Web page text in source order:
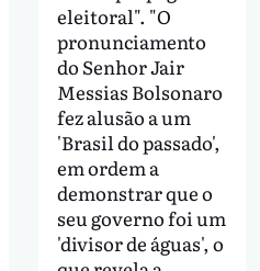
eleitoral". "O
pronunciamento
do Senhor Jair
Messias Bolsonaro
fez alusão a um
'Brasil do passado',
em ordem a
demonstrar que o
seu governo foi um
'divisor de águas', o